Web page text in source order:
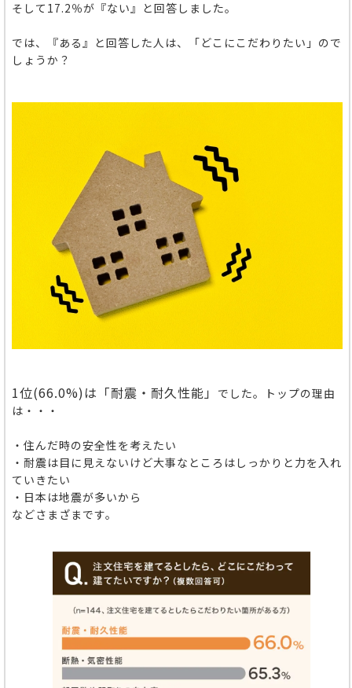
そして17.2％が『ない』と回答しました。
では、『ある』と回答した人は、「どこにこだわりたい」ので
しょうか？
1位(66.0%)は「耐震・耐久性能」 でした。
トップの理由
は・・・
・住んだ時の安全性を考えたい
・耐震は目に見えないけど大事なところはしっかりと力を入れ
ていきたい
・日本は地震が多いから
などさまざまです。